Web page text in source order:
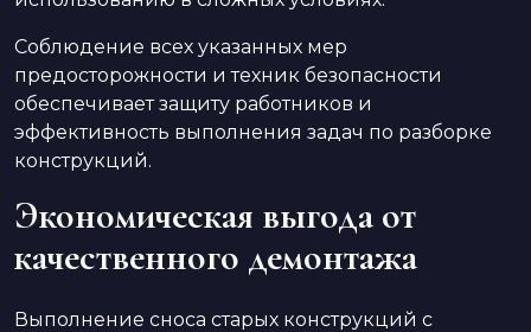
Соблюдение всех указанных мер
предосторожности и техник безопасности
обеспечивает защиту работников и
эффективность выполнения задач по разборке
конструкций.
Экономическая выгода от
качественного демонтажа
Выполнение сноса старых конструкций с